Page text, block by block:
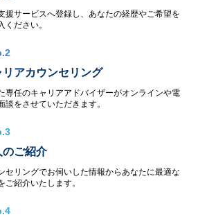
援サービスへ登録し、あなたの経歴やご希望を
ください。
リアカウンセリング
専任のキャリアアドバイザーがオンラインや電
談をさせていただきます。
のご紹介
セリングでお伺いした情報からあなたに最適な
ご紹介いたします。